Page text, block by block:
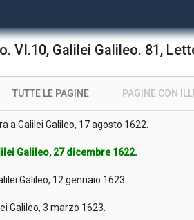
VI.10, Galilei Galileo. 81,
TUTTE LE PAGINE PAGINE CON
a Galilei Galileo, 16 febbraio 1622.
a Galilei Galileo, 22 marzo 1622.
Galileo, 16 agosto 1622.
a Galilei Galileo, 17 agosto 1622.
Galileo, 27 dicembre 1622.
Galileo, 12 gennaio 1623.
Galileo, 3 marzo 1623.